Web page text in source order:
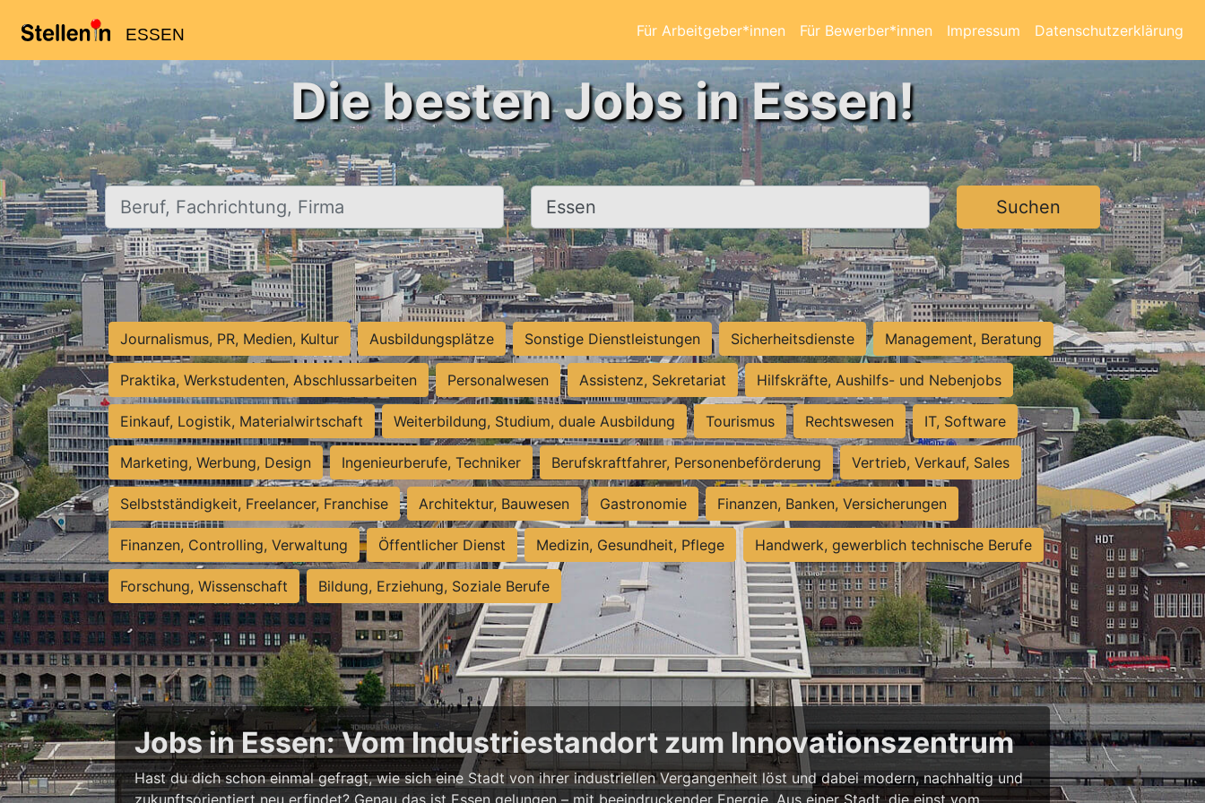
ESSEN Für Arbeitgeber*innen Für Bewerber*innen Impressum Datenschutzerklärung
Die besten Jobs in Essen!
Beruf, Fachrichtung, Firma Ort, Stadt Suchen
Journalismus, PR, Medien, Kultur Ausbildungsplätze Sonstige Dienstleistungen Sicherheitsdienste Management, Beratung
Praktika, Werkstudenten, Abschlussarbeiten Personalwesen Assistenz, Sekretariat Hilfskräfte, Aushilfs- und Nebenjobs
Einkauf, Logistik, Materialwirtschaft Weiterbildung, Studium, duale Ausbildung Tourismus Rechtswesen IT, Software
Marketing, Werbung, Design Ingenieurberufe, Techniker Berufskraftfahrer, Personenbeförderung Vertrieb, Verkauf, Sales
Selbstständigkeit, Freelancer, Franchise Architektur, Bauwesen Gastronomie Finanzen, Banken, Versicherungen
Finanzen, Controlling, Verwaltung Öffentlicher Dienst Medizin, Gesundheit, Pflege Handwerk, gewerblich technische Berufe
Forschung, Wissenschaft Bildung, Erziehung, Soziale Berufe
Jobs in Essen: Vom Industriestandort zum Innovationszentrum
Hast du dich schon einmal gefragt, wie sich eine Stadt von ihrer industriellen Vergangenheit löst und dabei modern, nachhaltig und